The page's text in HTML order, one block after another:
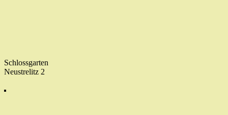
Schlossgarten
Neustrelitz 2